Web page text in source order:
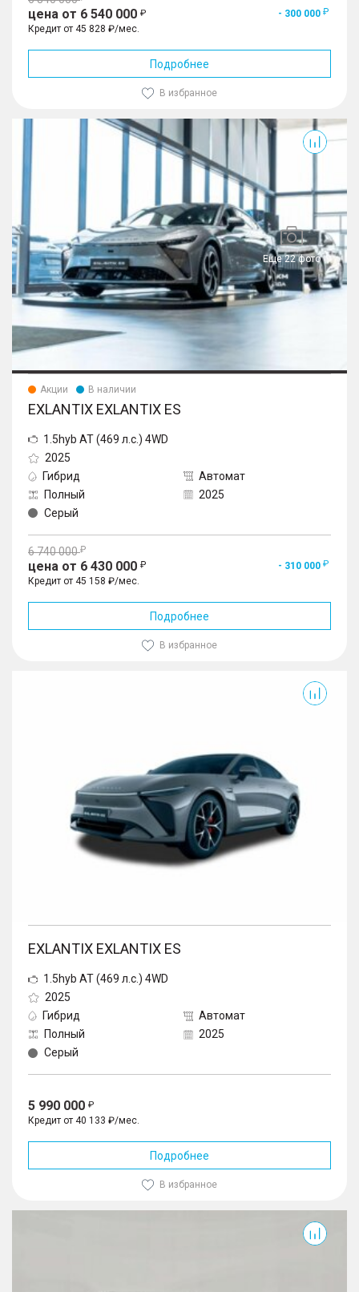
цена от 6 540 000
- 300 000
Кредит от 45 828 ₽/мес.
Подробнее
В избранное
Еще 22 фото
Акции В наличии
EXLANTIX EXLANTIX ES
1.5hyb AT (469 л.с.) 4WD
2025
Гибрид
Автомат
Полный
2025
Серый
6 740 000
цена от 6 430 000
- 310 000
Кредит от 45 158 ₽/мес.
Подробнее
В избранное
EXLANTIX EXLANTIX ES
1.5hyb AT (469 л.с.) 4WD
2025
Гибрид
Автомат
Полный
2025
Серый
5 990 000
Кредит от 40 133 ₽/мес.
Подробнее
В избранное